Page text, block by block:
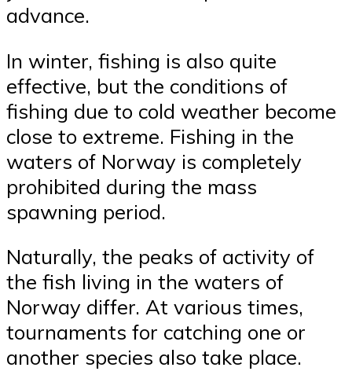
advance.
In winter, fishing is also quite
effective, but the conditions of
fishing due to cold weather become
close to extreme. Fishing in the
waters of Norway is completely
prohibited during the mass
spawning period.
Naturally, the peaks of activity of
the fish living in the waters of
Norway differ. At various times,
tournaments for catching one or
another species also take place.